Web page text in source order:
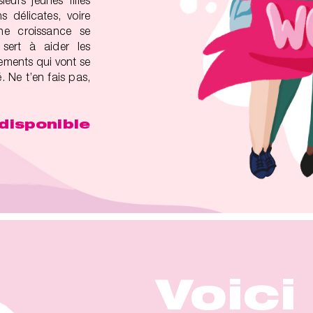
délicates, voire
croissance se
sert à aider les
qui vont se
Ne t’en fais pas,
Voici
Voici
Voici
Voici